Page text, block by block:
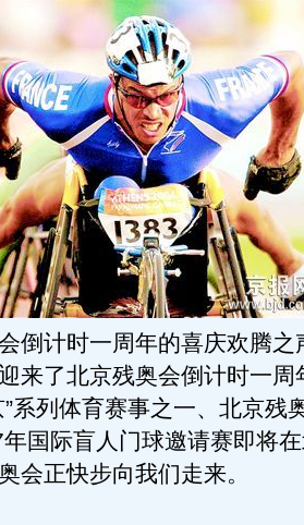
计时一周年的喜庆欢腾之
来了北京残奥会倒计时一周
”系列体育赛事之一、北京残
国际盲人门球邀请赛即将
会正快步向我们走来。